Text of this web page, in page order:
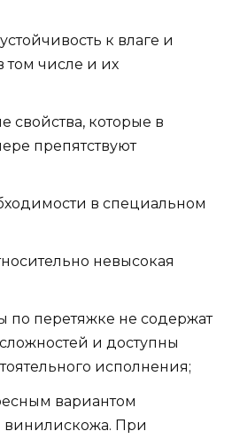
к влаге и
том числе и их
свойства, которые в
препятствуют
в специальном
невысокая
по перетяжке не содержат
и доступны
исполнения;
вариантом
винилискожа. При